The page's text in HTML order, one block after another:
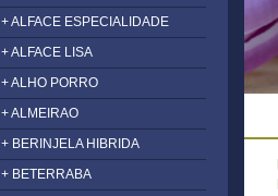
+ ALFACE ESPECIALIDADE
+ ALFACE LISA
+ ALHO PORRO
+ ALMEIRAO
+ BERINJELA HIBRIDA
+ BETERRABA